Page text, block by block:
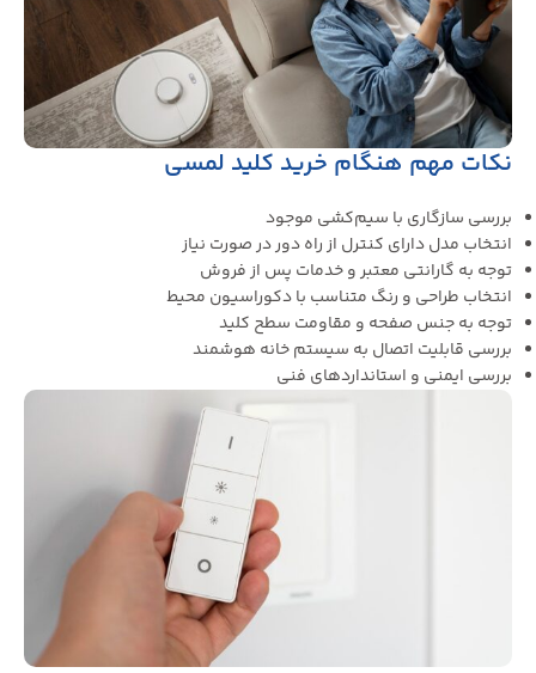
نکات مهم هنگام خرید کلید لمسی
بررسی سازگاری با سیم‌کشی موجود
انتخاب مدل دارای کنترل از راه دور در صورت نیاز
توجه به گارانتی معتبر و خدمات پس از فروش
انتخاب طراحی و رنگ متناسب با دکوراسیون محیط
توجه به جنس صفحه و مقاومت سطح کلید
بررسی قابلیت اتصال به سیستم خانه هوشمند
بررسی ایمنی و استانداردهای فنی